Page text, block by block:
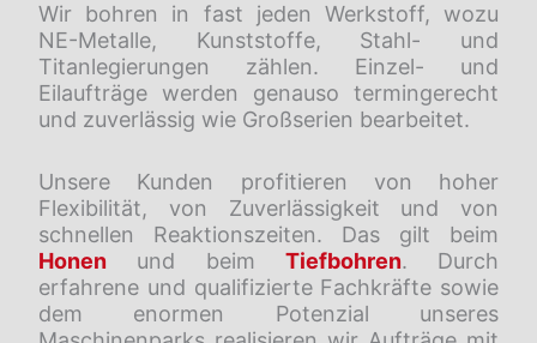
Wir bohren in fast jeden Werkstoff, wozu
NE-Metalle, Kunststoffe, Stahl- und
Titanlegierungen zählen. Einzel- und
Eilaufträge werden genauso termingerecht
und zuverlässig wie Großserien bearbeitet.
Unsere Kunden profitieren von hoher
Flexibilität, von Zuverlässigkeit und von
schnellen Reaktionszeiten. Das gilt beim
Honen und beim Tiefbohren. Durch
erfahrene und qualifizierte Fachkräfte sowie
dem enormen Potenzial unseres